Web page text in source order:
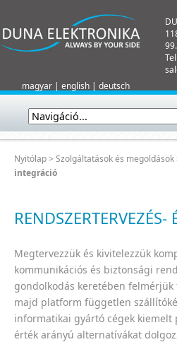
99.
magyar | english | deutsch
Nyitólap> Szolgáltatások és megoldások
integráció
RENDSZERTERVEZÉS-
Megtervezzük és kivitelezzük
kommunikációs és biztonsági
gondolkodás keretében
majd platform független
informatikai gyártó cégek
érték arányú alternatívákat